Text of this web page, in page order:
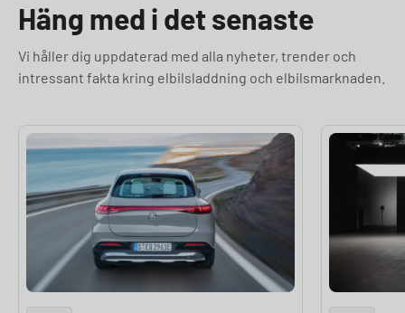
Häng med i det senaste
Vi håller dig uppdaterad med alla nyheter, trender och
intressant fakta kring elbilsladdning och elbilsmarknaden.